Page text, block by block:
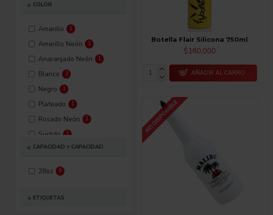
COLOR
Amarillo 1
Amarillo Neón 1
Anaranjado Neón 1
Blanco 3
Negro 1
Plateado 1
Rosado Neón 1
Surtido 1
Verde 1
Verde Limón, opaco
CAPACIDAD > CAPACIDAD
28oz 6
ETIQUETAS
Botella Flair Silicona 750ml
$180,000
AÑADIR AL CARRO
NO DISPONIBLE